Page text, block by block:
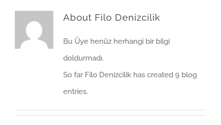
About Filo Denizcilik
Bu Üye henüz herhangi bir bilgi
doldurmadı.
So far Filo Denizcilik has created 9 blog
entries.